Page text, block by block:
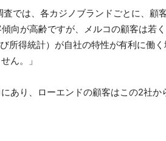
では、各カジノブランドごとに、顧
向が高齢ですが、メルコの顧客は若
所得統計）が自社の特性が有利に働く
ん。」
あり、ローエンドの顧客はこの2社か